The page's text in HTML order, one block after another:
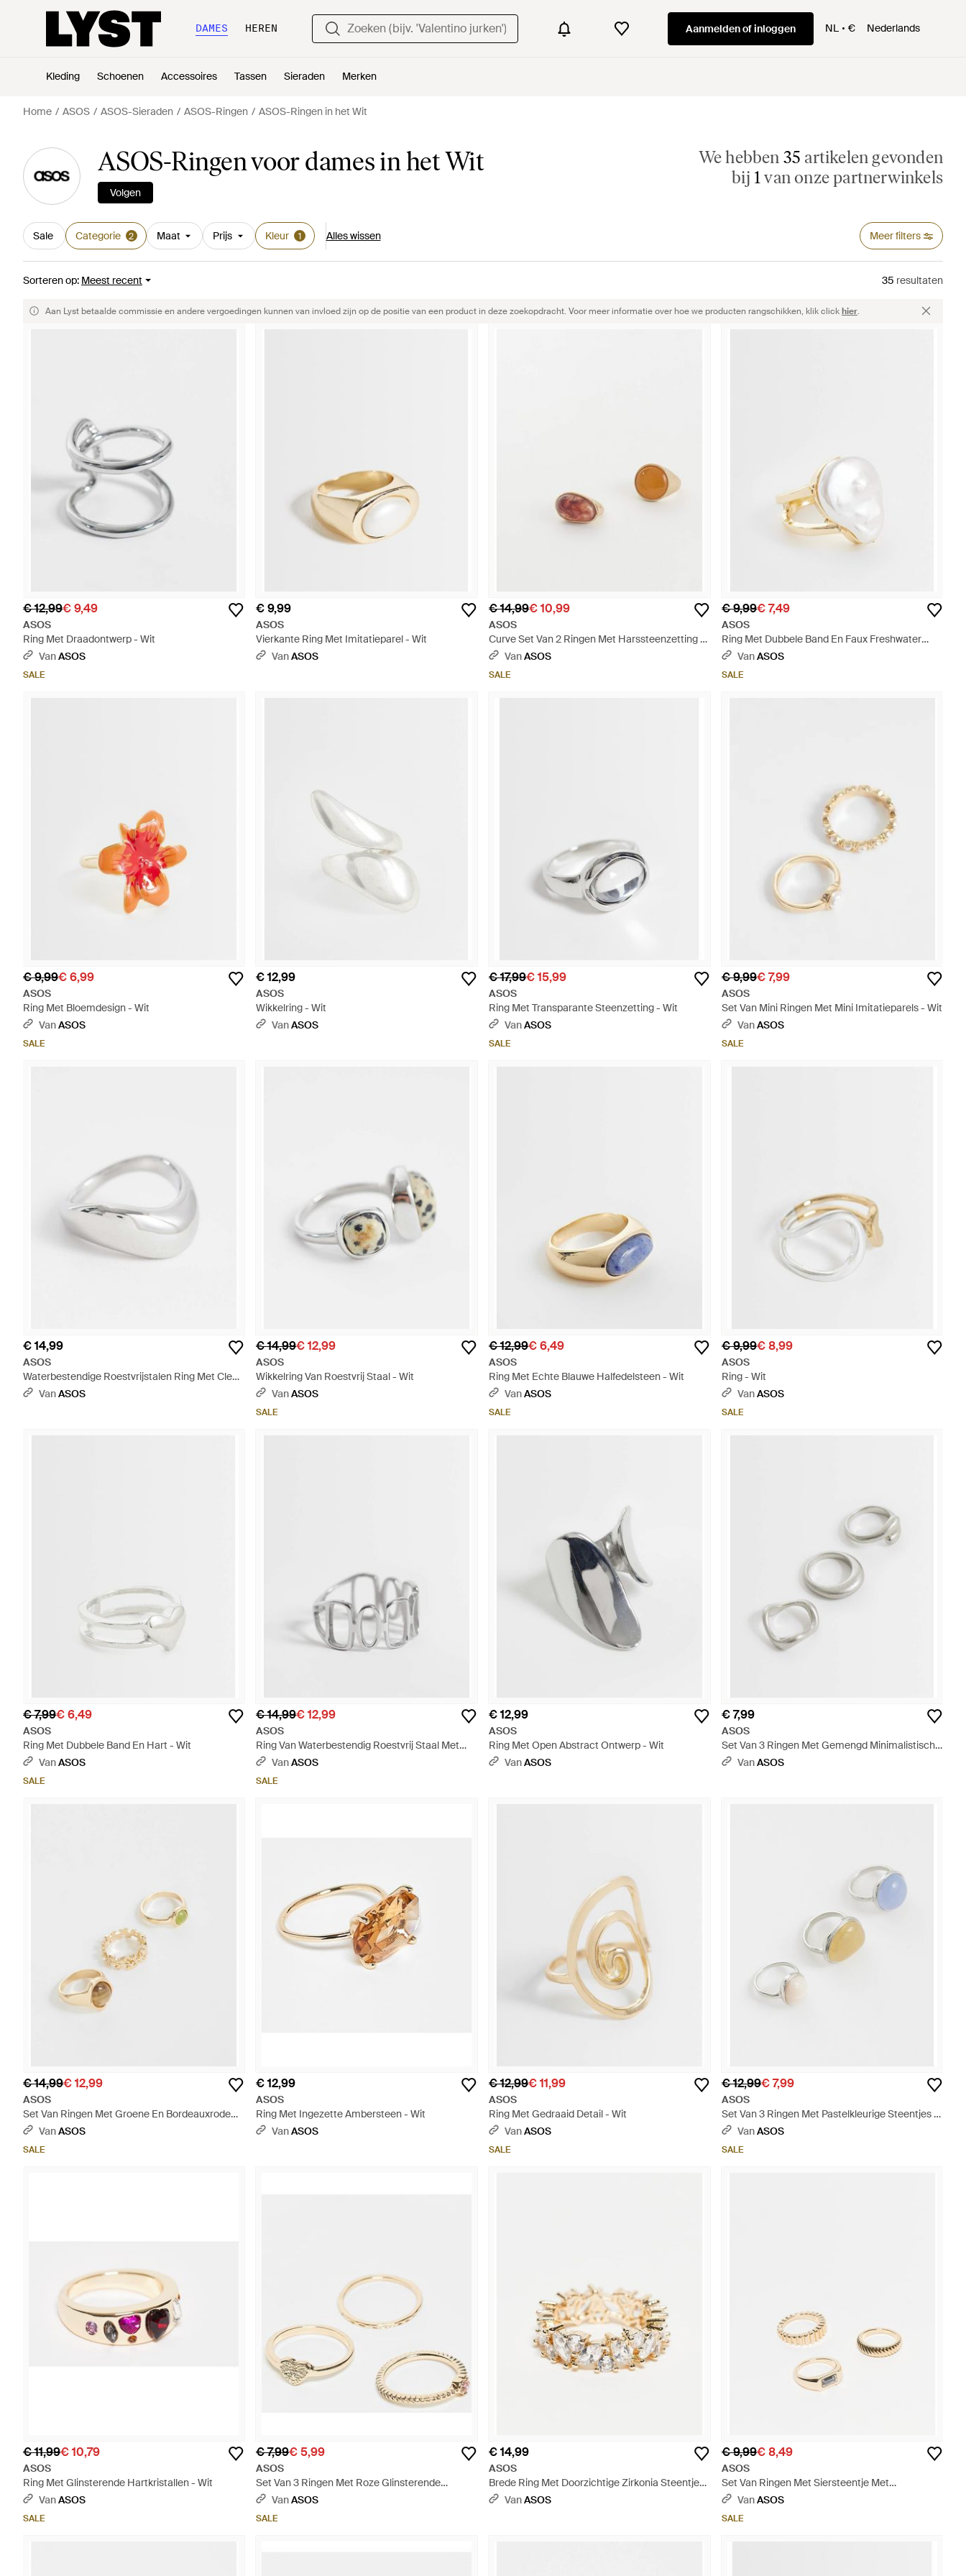
DAMES HEREN Aanmelden of inloggen NL € Nederlands
Kleding Schoenen Accessoires Tassen Sieraden Merken
Home ASOS ASOS-Sieraden ASOS-Ringen ASOS-Ringen in het Wit
ASOS-Ringen voor dames in het Wit
Volgen
We hebben 35 artikelen gevonden
bij 1van onze partnerwinkels
Sale Categorie 2 Maat Prijs Kleur 1 Alles wissen Meer filters
Sorteren op: Meest recent 35 resultaten
Aan Lyst betaalde commissie en andere vergoedingen kunnen van invloed zijn op de positie van een product in deze zoekopdracht. Voor meer informatie over hoe we producten rangschikken, klik clickhier.
€ 12,99€ 9,49
ASOS
Ring Met Draadontwerp - Wit
VanASOS
SALE
€ 9,99
ASOS
Vierkante Ring Met Imitatieparel - Wit
VanASOS
€ 14,99€ 10,99
ASOS
Curve Set Van 2 Ringen Met Harssteenzetting -
Wit VanASOS
SALE
€ 9,99€ 7,49
ASOS
Ring Met Dubbele Band En Faux Freshwater
Parel - Wit
VanASOS
SALE
€ 9,99€ 6,99
ASOS
Ring Met Bloemdesign - Wit
VanASOS
SALE
€ 12,99
ASOS
Wikkelring - Wit
VanASOS
€ 17,99€ 15,99
ASOS
Ring Met Transparante Steenzetting - Wit
VanASOS
SALE
€ 9,99€ 7,99
ASOS
Set Van Mini Ringen Met Mini Imitatieparels - Wit
VanASOS
SALE
€ 14,99
ASOS
Waterbestendige Roestvrijstalen Ring Met Clean
Wave-Design - Wit
VanASOS
€ 14,99€ 12,99
ASOS
Wikkelring Van Roestvrij Staal - Wit
VanASOS
SALE
€ 12,99€ 6,49
ASOS
Ring Met Echte Blauwe Halfedelsteen - Wit
VanASOS
SALE
€ 9,99€ 8,99
ASOS
Ring - Wit
VanASOS
SALE
€ 7,99€ 6,49
ASOS
Ring Met Dubbele Band En Hart - Wit
VanASOS
SALE
€ 14,99€ 12,99
ASOS
Ring Van Waterbestendig Roestvrij Staal Met
Cirkelvormig Ontwerp - Wit
VanASOS
SALE
€ 12,99
ASOS
Ring Met Open Abstract Ontwerp - Wit
VanASOS
€ 7,99
ASOS
Set Van 3 Ringen Met Gemengd Minimalistisch
Ontwerp - Wit
VanASOS
€ 14,99€ 12,99
ASOS
Set Van Ringen Met Groene En Bordeauxrode
Steentjes - Wit
VanASOS
SALE
€ 12,99
ASOS
Ring Met Ingezette Ambersteen - Wit
VanASOS
€ 12,99€ 11,99
ASOS
Ring Met Gedraaid Detail - Wit
VanASOS
SALE
€ 12,99€ 7,99
ASOS
Set Van 3 Ringen Met Pastelkleurige Steentjes -
Wit VanASOS
SALE
€ 11,99€ 10,79
ASOS
Ring Met Glinsterende Hartkristallen - Wit
VanASOS
SALE
€ 7,99€ 5,99
ASOS
Set Van 3 Ringen Met Roze Glinsterende
Kristallen Hartje - Wit
VanASOS
SALE
€ 14,99
ASOS
Brede Ring Met Doorzichtige Zirkonia Steentjes
- WitVanASOS
€ 9,99€ 8,49
ASOS
Set Van Ringen Met Siersteentje Met
Horizontale Zegelzetting En Geribbeld Ontwerp
VanASOS
SALE